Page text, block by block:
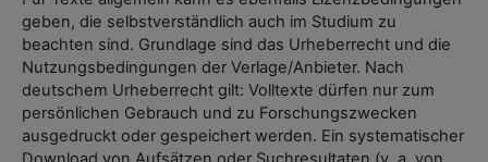
geben, die selbstverständlich auch im Studium zu
beachten sind. Grundlage sind das Urheberrecht und die
Nutzungsbedingungen der Verlage/Anbieter. Nach
deutschem Urheberrecht gilt: Volltexte dürfen nur zum
persönlichen Gebrauch und zu Forschungszwecken
ausgedruckt oder gespeichert werden. Ein systematischer